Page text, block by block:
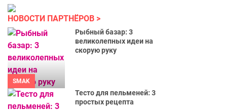
НОВОСТИ ПАРТНЁРОВ
SMAK
Рыбный базар: 3
великолепных идеи на
скорую руку
Тесто для пельменей: 3
простых рецепта